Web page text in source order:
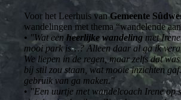
Voor het Leerhuis vanGemeente
wandelingen met thema “wandelende
• "Wat een heerlijke wandeling met
mooi park is…? Alleen daar al ga ik
We liepen in de regen, maar zelfs dat
bij stil zou staan, wat mooie inzichten
gebruik van ga maken."
• "Een uurtje met wandelcoach Irene